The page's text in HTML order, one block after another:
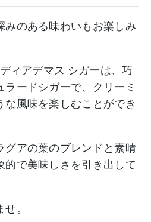
みのある味わいもお楽しみ
ィアデマス シガーは、巧
ードシガーで、クリーミ
風味を楽しむことができ
グアの葉のブレンドと素晴
的で美味しさを引き出して
。